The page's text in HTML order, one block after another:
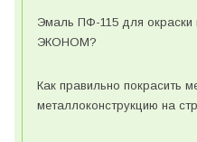
Эмаль ПФ-115 для
ЭКОНОМ?
Как правильно покрасить
металлоконструкцию на